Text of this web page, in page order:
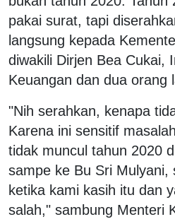
pakai surat, tapi
langsung kepada
diwakili Dirjen Bea Cukai,
Keuangan dan dua orang
"Nih serahkan, kenapa
Karena ini sensitif
tidak muncul tahun 2020
sampe ke Bu Sri Mulyani,
ketika kami kasih itu dan
salah," sambung Menteri